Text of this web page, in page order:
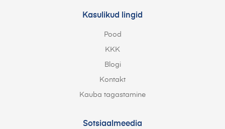
Kasulikud lingid
Pood
KKK
Blogi
Kontakt
Kauba tagastamine
Sotsiaalmeedia